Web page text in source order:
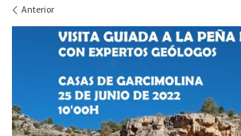
Navegación de imágenes
Anterior